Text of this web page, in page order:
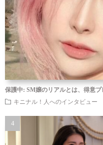
保護中: SM嬢のリアルとは、得意
キニナル！人へのインタビュー